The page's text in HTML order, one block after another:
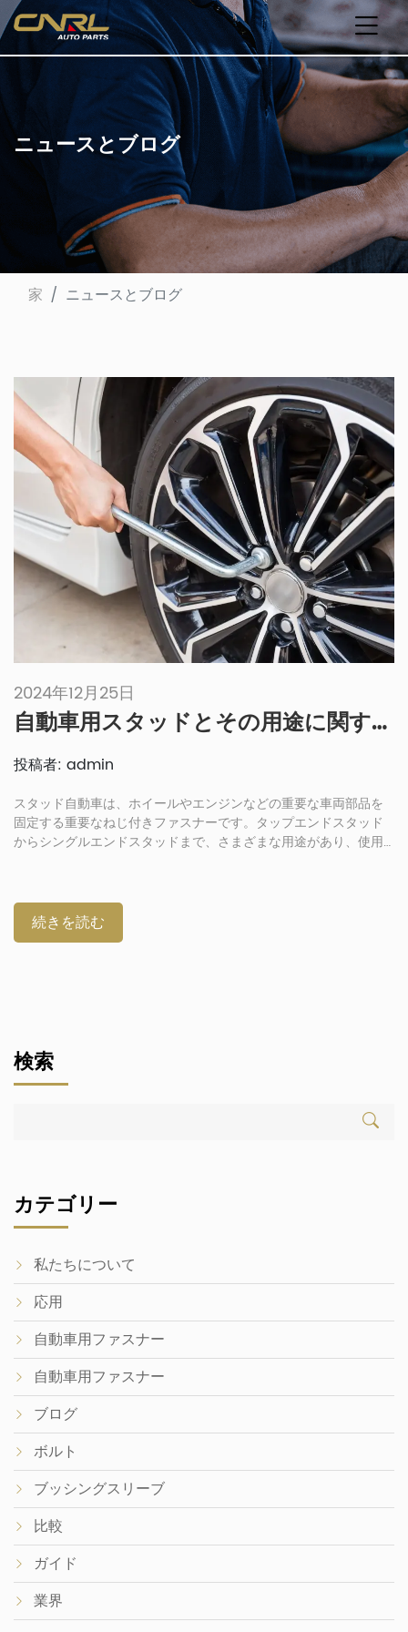
ニュースとブログ
家 ニュースとブログ
2024年12月25日
自動車用スタッドとその用途に関する究極のガイド
投稿者: admin
スタッド自動車は、ホイールやエンジンなどの重要な車両部品を
固定する重要なねじ付きファスナーです。タップエンドスタッド
からシングルエンドスタッドまで、さまざまな用途があり、使用
について説明し、業界または製造の専門家としてのスキルを向上
させるのに役立ちます。スタッドまたはスタッドファスナーとは
何ですか？スタッドは、スタッドファスナーとも呼ばれ、ボルト
続きを読む
検索
カテゴリー
私たちについて
応用
自動車用ファスナー
自動車用ファスナー
ブログ
ボルト
ブッシングスリーブ
比較
ガイド
業界